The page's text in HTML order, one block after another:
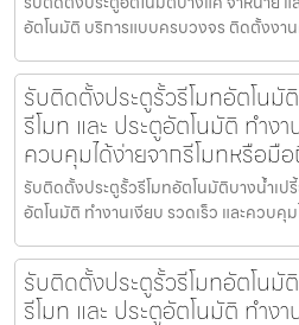
อัตโนมัติ บริการแบบครบวงจร ติดตั้งงา
รับติดตั้งประตูรั้วรีโมทอัตโนมั
รีโมท และ ประตูอัตโนมัติ ทำงา
ควบคุมได้ง่ายจากรีโมทหรือมื
รับติดตั้งประตูรั้วรีโมทอัตโนมัติบางน้ำเป
อัตโนมัติ ทำงานเงียบ รวดเร็ว และควบคุ
รับติดตั้งประตูรั้วรีโมทอัตโนมั
รีโมท และ ประตูอัตโนมัติ ทำงา